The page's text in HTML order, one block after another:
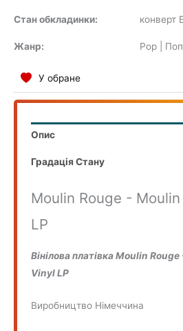
Стан обкладинки: конверт
Жанр: Pop | Поп
У обране
Опис
Градація Стану
Moulin Rouge -
LP
Вінілова платівка Moulin
Vinyl LP
Виробництво Німеччина